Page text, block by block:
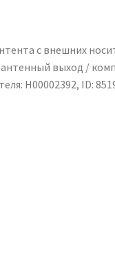
с внешних
выход /
H00002392, ID: